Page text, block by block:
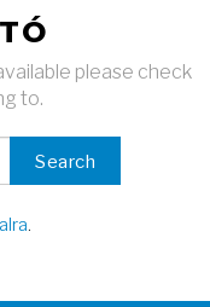
please check
to.
Search
.